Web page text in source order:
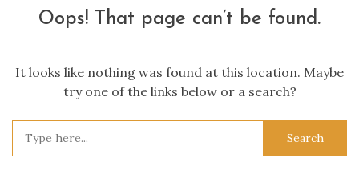
Oops! That page can’t be found.
It looks like nothing was found at this location. Maybe
try one of the links below or a search?